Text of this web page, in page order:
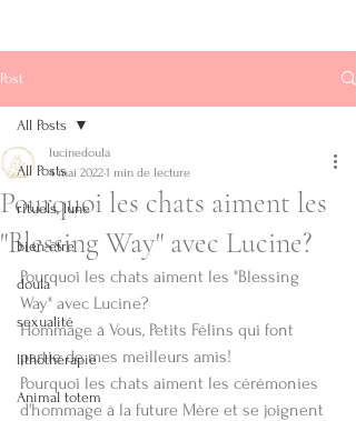
Soins énergétiques
Doula - Reiki
lucinedoula@
gmail.com
+32.472/ 72 64
Post
All Posts
rituels, lune
bien-être
doula
sexualité
lithothérapie
Animal totem
All Posts
Pourquoi les chats aiment les
"Blessing Way" avec Lucine?
lucinedoula
4 mai 20221 min de lecture
Pourquoi les chats aiment les "Blessing
Way" avec Lucine?
Hommage à Vous, Petits Félins qui font
partie de mes meilleurs amis!
Pourquoi les chats aiment les cérémonies
d'hommage à la future Mère et se joignent